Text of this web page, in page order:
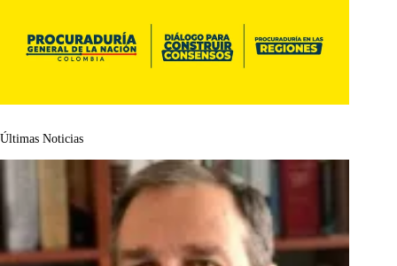
Últimas Noticias